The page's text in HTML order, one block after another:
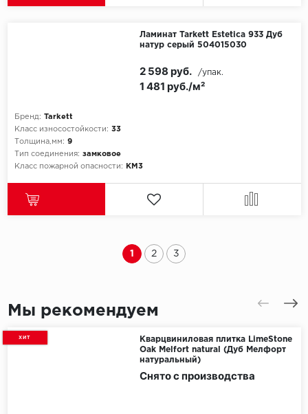
Ламинат Tarkett Estetica 933 Дуб
натур серый 504015030
Бренд: Tarkett
Класс износостойкости: 33
Толщина,мм: 9
Тип соединения: замковое
Класс пожарной опасности:
КМ3
1 481 руб./м²
2 598 руб. /упак.
1 2 3
Мы рекомендуем
ХИТ
Кварцвиниловая плитка LimeStone
Oak Melfort natural (Дуб Мелфорт
натуральный)
Снято с производства